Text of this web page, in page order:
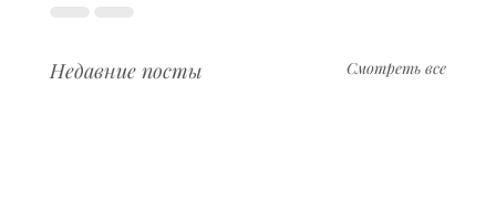
Недавние посты Смотреть все